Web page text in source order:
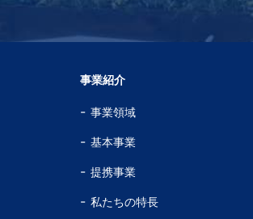
事業紹介
事業領域
基本事業
提携事業
私たちの特長